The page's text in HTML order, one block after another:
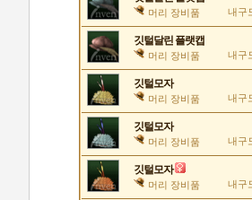
머리 장비품 내구
깃털달린 플랫캡
머리 장비품 내구
깃털모자
머리 장비품 내구
깃털모자
머리 장비품 내구
깃털모자
머리 장비품 내구